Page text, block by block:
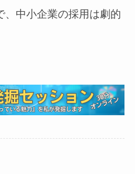
、中小企業の採用は劇的